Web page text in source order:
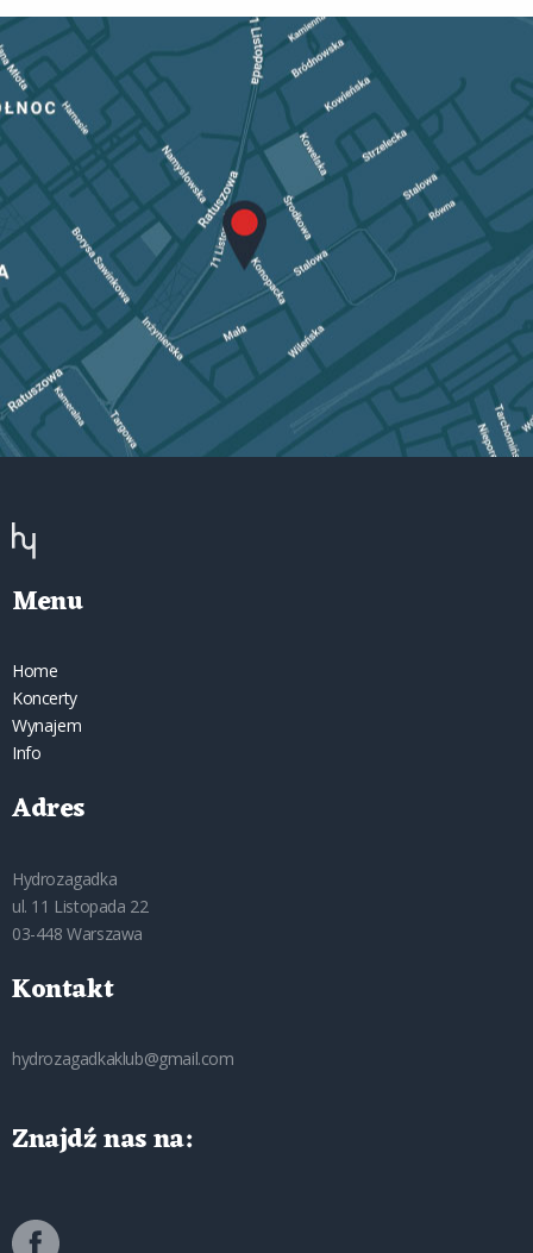
Menu
Home
Koncerty
Wynajem
Info
Adres
Hydrozagadka
ul. 11 Listopada 22
03-448 Warszawa
Kontakt
hydrozagadkaklub@gmail.com
Znajdź nas na: